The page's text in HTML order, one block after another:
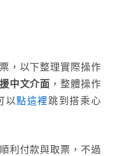
，以下整理實際操作
中文介面 ，整體操作
以點這裡 跳到搭乘心
利付款與取票，不過